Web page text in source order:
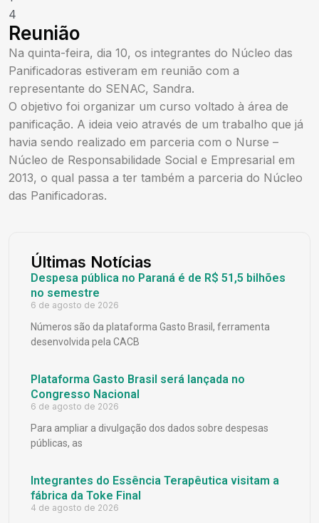
4
Reunião
Na quinta-feira, dia 10, os integrantes do Núcleo das
Panificadoras estiveram em reunião com a
representante do SENAC, Sandra.
O objetivo foi organizar um curso voltado à área de
panificação. A ideia veio através de um trabalho que já
havia sendo realizado em parceria com o Nurse –
Núcleo de Responsabilidade Social e Empresarial em
2013, o qual passa a ter também a parceria do Núcleo
das Panificadoras.
Últimas Notícias
Despesa pública no Paraná é de R$ 51,5 bilhões
no semestre
6 de agosto de 2026
Números são da plataforma Gasto Brasil, ferramenta
desenvolvida pela CACB
Plataforma Gasto Brasil será lançada no
Congresso Nacional
6 de agosto de 2026
Para ampliar a divulgação dos dados sobre despesas
públicas, as
Integrantes do Essência Terapêutica visitam a
fábrica da Toke Final
4 de agosto de 2026